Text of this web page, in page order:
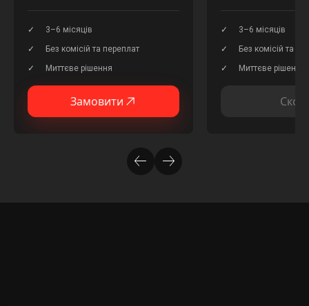
3–6 місяців
Без комісій та переплат
Миттєве рішення
Замовити
3–6 місяців
Без комісій та
Миттєве рішення